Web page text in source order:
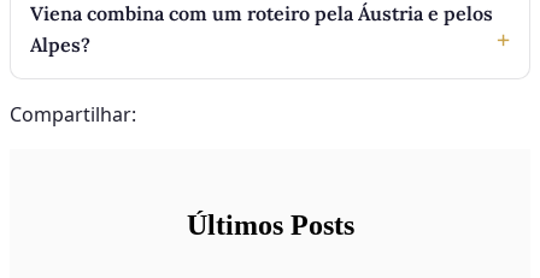
Viena combina com um roteiro pela Áustria e pelos
Alpes?
Compartilhar:
Últimos Posts